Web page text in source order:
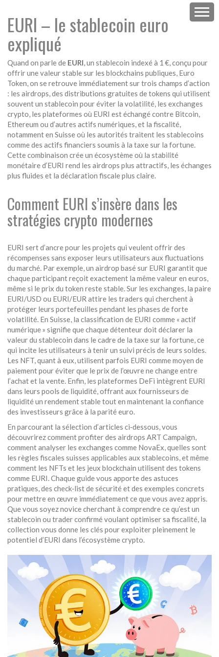
EURI – le stablecoin euro
expliqué
Quand on parle de EURI,un stablecoin indexé à 1 €, conçu pour
offrir une valeur stable sur les blockchains publiques, Euro
Token, on se retrouve immédiatement sur trois champs d’action
: les airdrops,des distributions gratuites de tokens qui utilisent
souvent un stablecoin pour éviter la volatilité, les exchanges
crypto, les plateformes où EURI est échangé contre Bitcoin,
Ethereum ou d’autres actifs numériques, et la fiscalité,
notamment en Suisse où les autorités traitent les stablecoins
comme des actifs financiers soumis à la taxe sur la fortune.
Cette combinaison crée un écosystème où la stabilité
monétaire d’EURI rend les airdrops plus attractifs, les échanges
plus fluides et la déclaration fiscale plus claire.
Comment EURI s’insère dans les
stratégies crypto modernes
EURI sert d’ancre pour les projets qui veulent offrir des
récompenses sans exposer leurs utilisateurs aux fluctuations
du marché. Par exemple, un airdrop basé sur EURI garantit que
chaque participant reçoit exactement la même valeur en euros,
même si le prix du token reste stable. Sur les exchanges, la paire
EURI/USD ou EURI/EUR attire les traders qui cherchent à
protéger leurs portefeuilles pendant les phases de forte
volatilité. En Suisse, la classification de EURI comme « actif
numérique » signifie que chaque détenteur doit déclarer la
valeur du stablecoin dans le cadre de la taxe sur la fortune, ce
qui incite les utilisateurs à tenir un suivi précis de leurs soldes.
Les NFT, quant à eux, utilisent parfois EURI comme moyen de
paiement pour éviter que le prix de l’œuvre ne change entre
l’achat et la vente. Enfin, les plateformes DeFi intègrent EURI
dans leurs pools de liquidité, offrant aux fournisseurs de
liquidité un rendement stable tout en maintenant la confiance
des investisseurs grâce à la parité euro.
En parcourant la sélection d’articles ci‑dessous, vous
découvrirez comment profiter des airdrops ART Campaign,
comment analyser les exchanges comme NovaEx, quelles sont
les règles fiscales suisses applicables aux stablecoins, et même
comment les NFTs et les jeux blockchain utilisent des tokens
comme EURI. Chaque guide vous apporte des astuces
pratiques, des check‑list de sécurité et des exemples concrets
pour mettre en œuvre immédiatement ce que vous avez appris.
Que vous soyez novice cherchant à comprendre ce qu’est un
stablecoin ou trader confirmé voulant optimiser sa fiscalité, la
collection vous donne les clés pour exploiter pleinement le
potentiel d’EURI dans l’écosystème crypto.